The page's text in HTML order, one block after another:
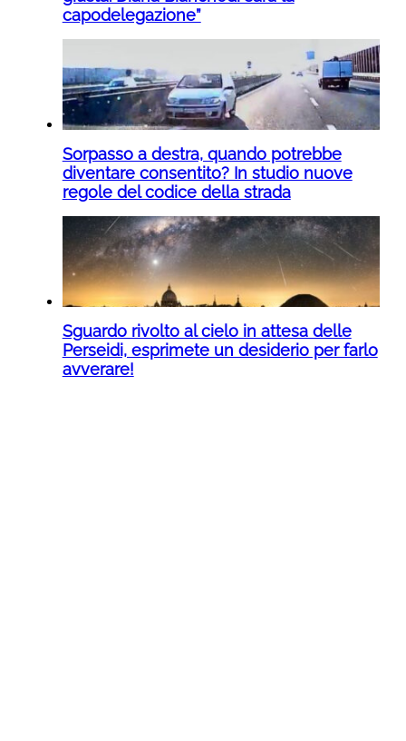
capodelegazione”
Sorpasso a destra, quando potrebbe
diventare consentito? In studio nuove
regole del codice della strada
Sguardo rivolto al cielo in attesa delle
Perseidi, esprimete un desiderio per farlo
avverare!